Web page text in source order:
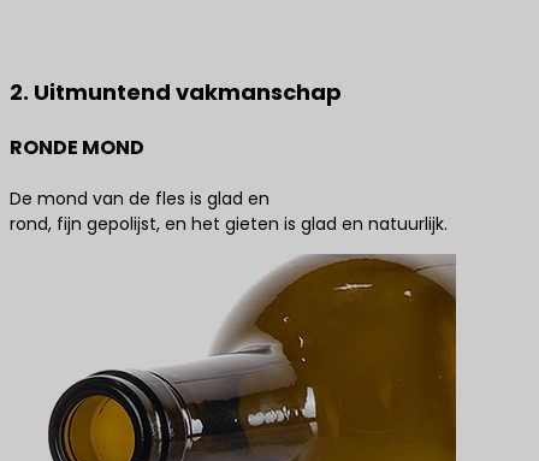
2. Uitmuntend vakmanschap
RONDE MOND
De mond van de fles is glad en
rond, fijn gepolijst, en het gieten is glad en natuurlijk.